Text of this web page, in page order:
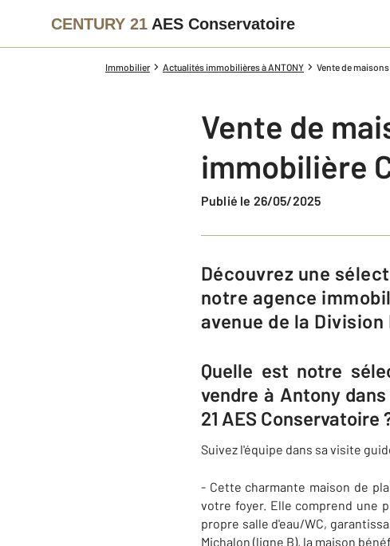
CENTURY 21 AES Conservatoire
Immobilier Actualités immobilières à ANTONY Vente de
Vente de
immobilière
Publié le 26/05/2025
Découvrez une sélection de maisons à acheter à Antony avec l'équipe de
notre agence
avenue de la
Quelle est notre
vendre à Antony
21 AES Conservatoire
Suivez l'équipe dans sa visite
- Cette charmante maison de
votre foyer. Elle comprend une
propre salle d'eau/WC,
Michalon (ligne B), la maison